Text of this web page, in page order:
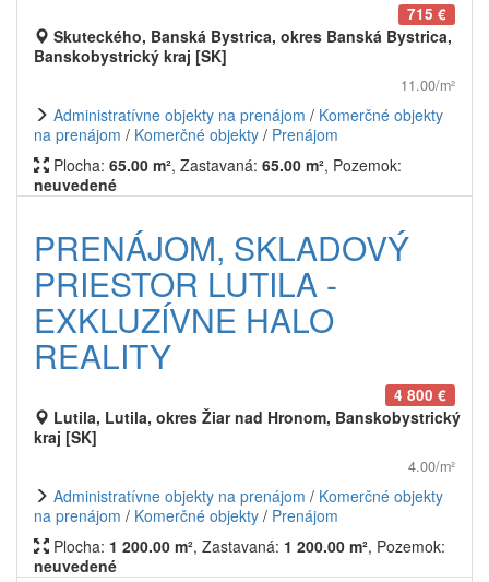
715 €
Skuteckého, Banská Bystrica, okres Banská Bystrica,
Banskobystrický kraj [SK]
11.00/m²
Administratívne objekty na prenájom / Komerčné objekty
na prenájom / Komerčné objekty / Prenájom
Plocha: 65.00 m², Zastavaná: 65.00 m², Pozemok:
neuvedené
PRENÁJOM, SKLADOVÝ
PRIESTOR LUTILA -
EXKLUZÍVNE HALO
REALITY
4 800 €
Lutila, Lutila, okres Žiar nad Hronom, Banskobystrický
kraj [SK]
4.00/m²
Administratívne objekty na prenájom / Komerčné objekty
na prenájom / Komerčné objekty / Prenájom
Plocha: 1 200.00 m², Zastavaná: 1 200.00 m², Pozemok:
neuvedené